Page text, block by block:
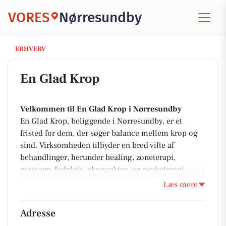
VORES Nørresundby
ERHVERV
En Glad Krop
En Glad Krop
Velkommen til En Glad Krop i Nørresundby
En Glad Krop, beliggende i Nørresundby, er et
fristed for dem, der søger balance mellem krop og
sind. Virksomheden tilbyder en bred vifte af
behandlinger, herunder healing, zoneterapi,
massage, fodpleje, akupunktur, og psykoterapi.
Deres team af erfarne og RAB-godkendte behandlere
komfortabel oplevelse.
Læs mere
Adresse